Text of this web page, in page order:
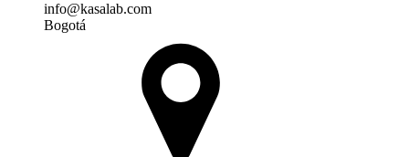
info@kasalab.com
Bogotá